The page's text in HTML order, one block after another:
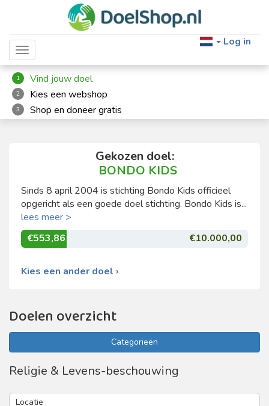
Toggle navigation
Log in
1 Vind jouw doel
2 Kies een webshop
3 Shop en doneer gratis
Gekozen doel:
BONDO KIDS
Sinds 8 april 2004 is stichting Bondo Kids officieel
opgericht als een goede doel stichting. Bondo Kids is...
lees meer >
€553,86
€10.000,00
Kies een ander doel ›
Doelen overzicht
Categorieën
Religie & Levens-beschouwing